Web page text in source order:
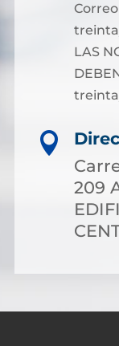
LAS

209